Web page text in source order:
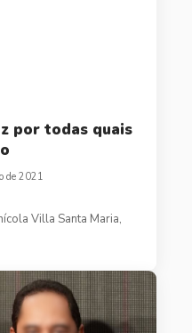
por todas quais
de 2021
Villa Santa Maria,